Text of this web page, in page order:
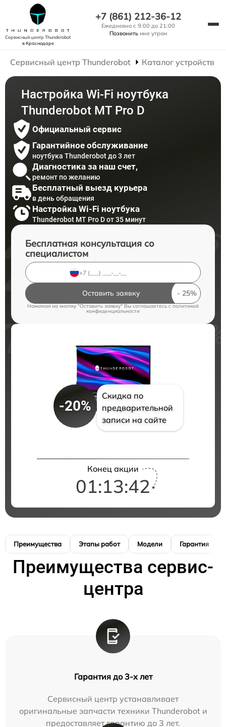
Сервисный центр Thunderobot
в Краснодаре
+7 (861) 212-36-12
Ежедневно с 9:00 до 21:00
Позвонить мне утром
Сервисный центр Thunderobot Каталог устройств
Настройка Wi-Fi ноутбука
Thunderobot MT Pro D
Официальный сервис
Гарантийное обслуживание
ноутбука Thunderobot до 3 лет
Диагностика за наш счет,
ремонт по желанию
Бесплатный выезд курьера
в день обращения
Настройка Wi-Fi ноутбука
Thunderobot MT Pro D от 35 минут
Бесплатная консультация со
специалистом
Оставить заявку
Нажимая на кнопку "Оставить заявку" Вы соглашаетесь cполитикой
конфиденциальности
-20%
Скидка по
предварительной
записи на сайте
Конец акции
01:13:41
Преимущества Этапы работ Модели Гарантия
Преимущества сервис-
центра
Гарантия до 3-х лет
Сервисный центр устанавливает
оригинальные запчасти техники Thunderobot и
предоставляет гарантию до 3 лет.